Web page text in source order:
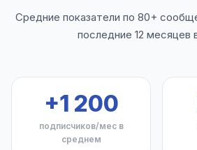
Средние показатели по 80+
последние 12 месяцев
+1 200
подписчиков/мес в
среднем